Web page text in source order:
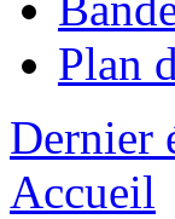
Plan
Dernier
Accueil